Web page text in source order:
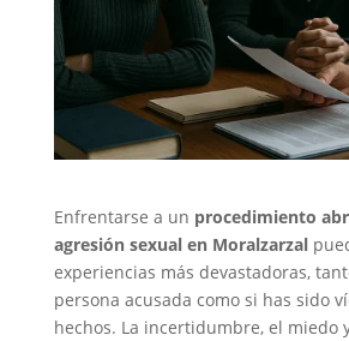
Enfrentarse a un procedimiento
agresión sexual en Moralzarzal
experiencias más devastadoras,
persona acusada como si has sido
hechos. La incertidumbre, el miedo